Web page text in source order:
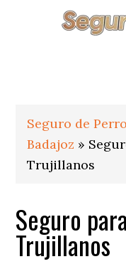
Seguro de
Badajoz »
Trujillanos
Seguro
Trujillanos